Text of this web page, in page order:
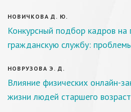
НОВИЧКОВА Д. Ю.
Конкурсный подбор кадров на
гражданскую службу:
НОВРУЗОВА Э. Д.
Влияние физических онлайн-
жизни людей старшего